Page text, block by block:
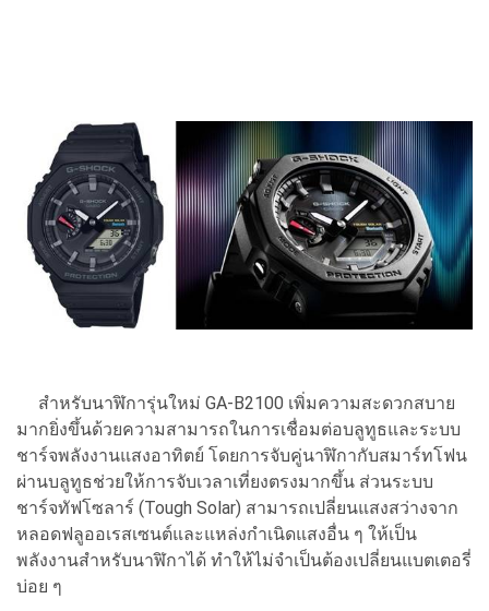
สำหรับนาฬิการุ่นใหม่ GA-B2100 เพิ่มความสะดวกสบาย
มากยิ่งขึ้นด้วยความสามารถในการเชื่อมต่อบลูทูธและระบบ
ชาร์จพลังงานแสงอาทิตย์ โดยการจับคู่นาฬิกากับสมาร์ทโฟน
ผ่านบลูทูธช่วยให้การจับเวลาเที่ยงตรงมากขึ้น ส่วนระบบ
ชาร์จทัฟโซลาร์ (Tough Solar) สามารถเปลี่ยนแสงสว่างจาก
หลอดฟลูออเรสเซนต์และแหล่งกำเนิดแสงอื่น ๆ ให้เป็น
พลังงานสำหรับนาฬิกาได้ ทำให้ไม่จำเป็นต้องเปลี่ยนแบตเตอรี่
บ่อย ๆ